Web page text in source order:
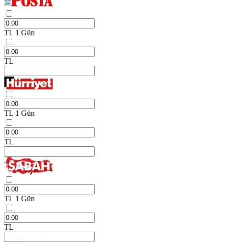
TL 1 Gün
TL
TL 1 Gün
TL
TL 1 Gün
TL